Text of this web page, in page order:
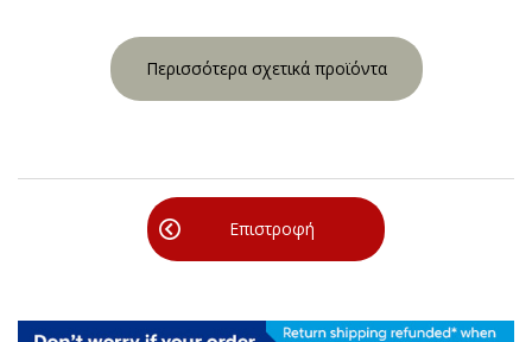
Περισσότερα σχετικά προϊόντα
Επιστροφή